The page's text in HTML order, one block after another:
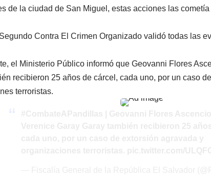
de la ciudad de San Miguel, estas acciones las
Contra El Crimen Organizado validó todas las
el Ministerio Público informó que Geovanni Flores
recibieron 25 años de cárcel, cada uno, por un caso
terroristas.